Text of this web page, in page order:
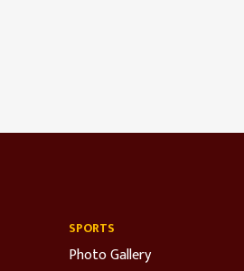
SPORTS
Photo Gallery